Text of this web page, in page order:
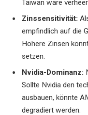
Taiwan wäre
Zinssensitivität:
empfindlich auf die
Höhere Zinsen
setzen.
Nvidia-Dominanz:
Sollte Nvidia den
ausbauen, könnte
degradiert werden.